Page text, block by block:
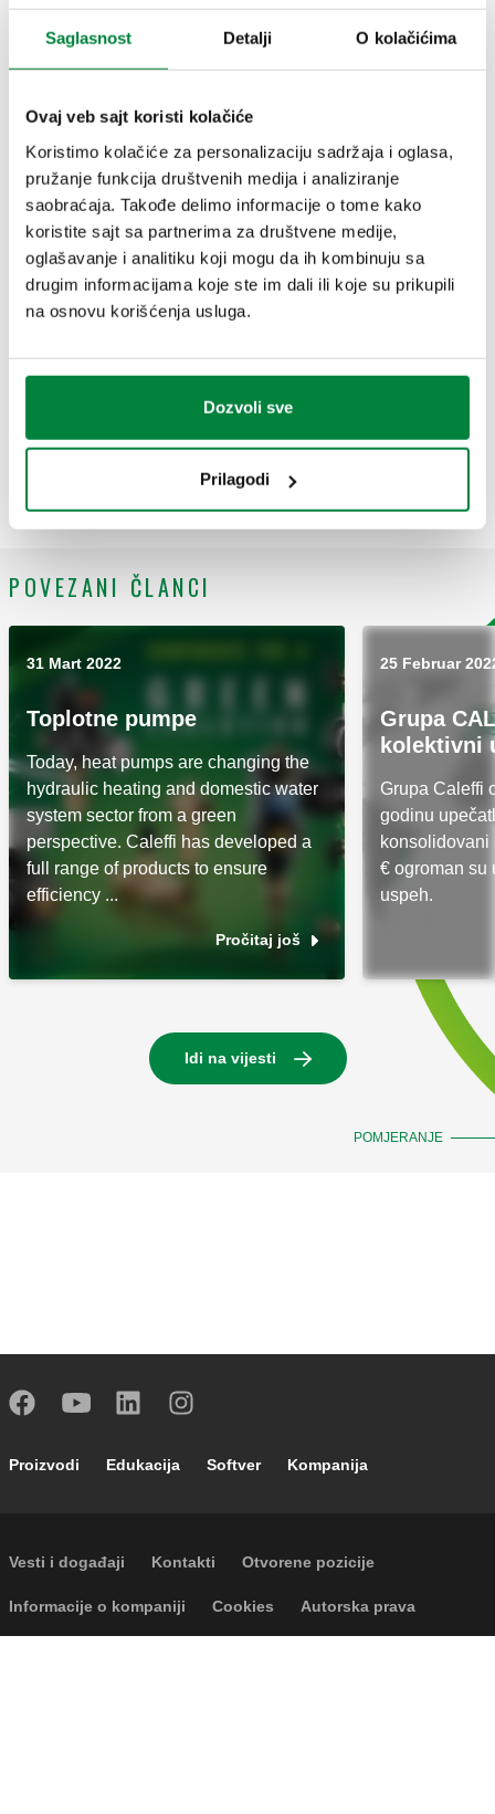
Saglasnost Detalji O kolačićima
Ovaj veb sajt koristi kolačiće
Koristimo kolačiće za personalizaciju sadržaja i oglasa,
pružanje funkcija društvenih medija i analiziranje
saobraćaja. Takođe delimo informacije o tome kako
koristite sajt sa partnerima za društvene medije,
oglašavanje i analitiku koji mogu da ih kombinuju sa
drugim informacijama koje ste im dali ili koje su prikupili
na osnovu korišćenja usluga.
Dozvoli sve
Prilagodi
Otkrijte karakteristike
termostatskog mešnog ventila za
kontrolu temperature vode na
mestu upotrebe serije 5213
POVEZANI ČLANCI
31 Mart 2022
Toplotne pumpe
Today, heat pumps are changing the
hydraulic heating and domestic water
system sector from a green
perspective. Caleffi has developed a
full range of products to ensure
efficiency ...
Pročitaj još
25 Februar
Grupa
kolektivni
Grupa Caleffi
godinu
€ ogroman su
uspeh.
POMJERANJE
Idi na vijesti
Footer main navigation
Proizvodi Edukacija Softver Kompanija
Footer secondary navigation
Vesti i događaji Kontakti Otvorene pozicije
Footer menu
Informacije o kompaniji Cookies Autorska prava